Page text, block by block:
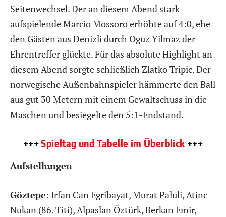
Seitenwechsel. Der an diesem Abend stark
aufspielende Marcio Mossoro erhöhte auf 4:0, ehe
den Gästen aus Denizli durch Oguz Yilmaz der
Ehrentreffer glückte. Für das absolute Highlight an
diesem Abend sorgte schließlich Zlatko Tripic. Der
norwegische Außenbahnspieler hämmerte den Ball
aus gut 30 Metern mit einem Gewaltschuss in die
Maschen und besiegelte den 5:1-Endstand.
+++Spieltag und Tabelle im Überblick +++
Aufstellungen
Göztepe: Irfan Can Egribayat, Murat Paluli, Atinc
Nukan (86. Titi), Alpaslan Öztürk, Berkan Emir,